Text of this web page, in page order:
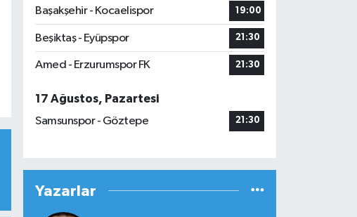
Başakşehir - Kocaelispor
19:00
Beşiktaş - Eyüpspor 21:30
Amed - Erzurumspor FK 21:30
17 Ağustos, Pazartesi
Samsunspor - Göztepe
21:30
Yazarlar